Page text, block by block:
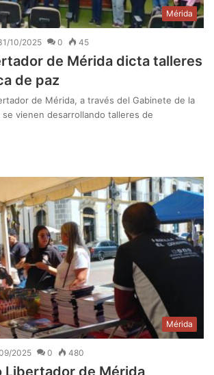
Mérida
10/2025 0 45
de Mérida dicta talleres
de paz
de Mérida, a través del Gabinete de la
se vienen desarrollando talleres de
Mérida
2025 0 480
Libertador de Mérida